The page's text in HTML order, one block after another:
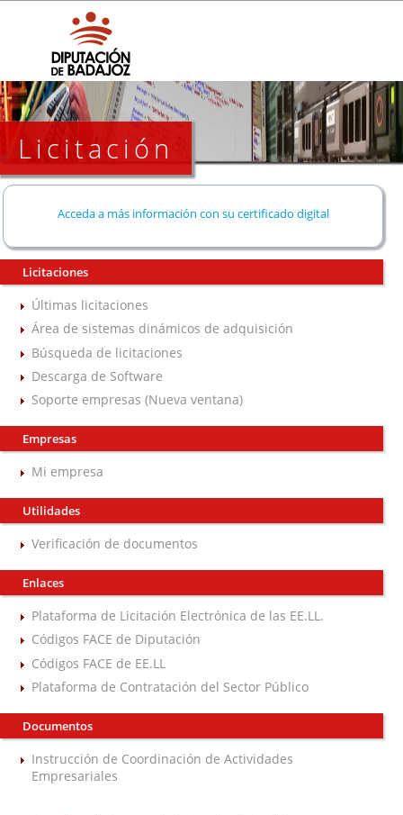
Licitación
Acceda a más información con su certificado digital
Licitaciones
Últimas licitaciones
Área de sistemas dinámicos de adquisición
Búsqueda de licitaciones
Descarga de Software
Soporte empresas (Nueva ventana)
Empresas
Mi empresa
Utilidades
Verificación de documentos
Enlaces
Plataforma de Licitación Electrónica de las EE.LL.
Códigos FACE de Diputación
Códigos FACE de EE.LL
Plataforma de Contratación del Sector Público
Documentos
Instrucción de Coordinación de Actividades
Empresariales